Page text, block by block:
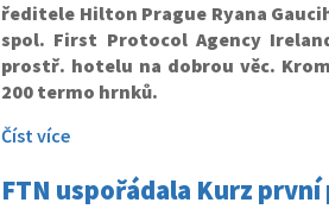
ředitele Hilton Prague Ryana
spol. First Protocol Agency
prostř. hotelu na dobrou věc.
200 termo hrnků.
Číst více
FTN uspořádala Kurz